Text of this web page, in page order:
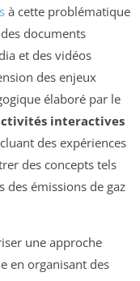
à cette problématique
documents
et des vidéos
des enjeux
élaboré par le
interactives
des expériences
des concepts tels
des émissions de gaz
une approche
en organisant des